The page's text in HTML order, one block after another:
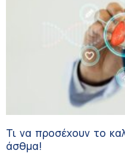
Τι να προσέχουν το
άσθμα!